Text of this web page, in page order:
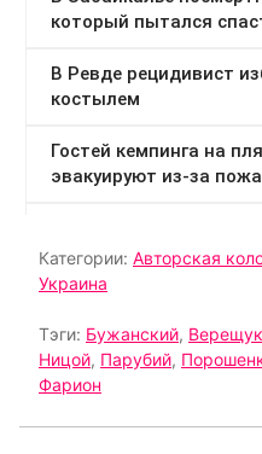
Категории: Авторская
Украина
Тэги: Бужанский, Верещук
Ницой, Парубий,
Фарион